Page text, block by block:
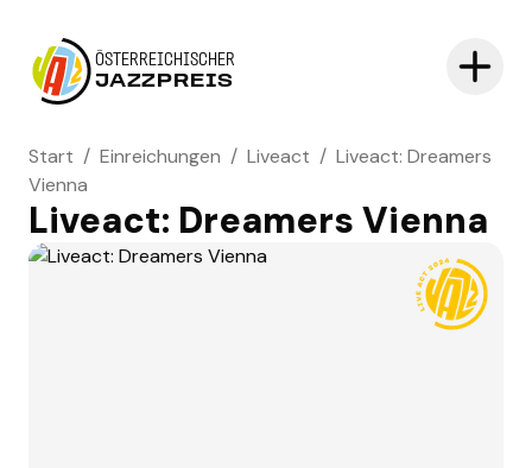
ÖSTERREICHISCHER
JAZZPREIS
Start / Einreichungen / Liveact / Liveact: Dreamers
Vienna
Liveact: Dreamers Vienna